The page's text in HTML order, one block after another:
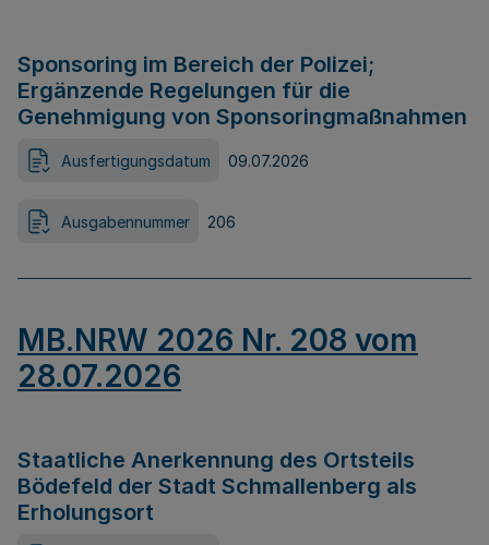
Sponsoring im Bereich der Polizei;
Ergänzende Regelungen für die
Genehmigung von Sponsoringmaßnahmen
Ausfertigungsdatum 09.07.2026
Ausgabennummer 206
MB.NRW 2026 Nr. 208 vom
28.07.2026
Staatliche Anerkennung des Ortsteils
Bödefeld der Stadt Schmallenberg als
Erholungsort